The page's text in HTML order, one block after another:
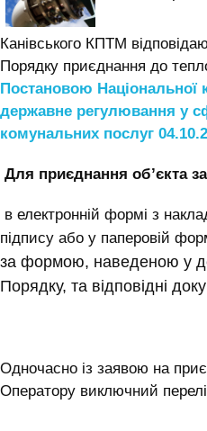
Канівського КПТМ
Порядку приєднання до
Постановою Національної
державне регулювання у
комунальних послуг
Для приєднання об’єкта
в електронній формі з
підпису або у паперовій
за формою, наведеною у
Порядку, та відповідні
Одночасно із заявою на
Оператору виключний